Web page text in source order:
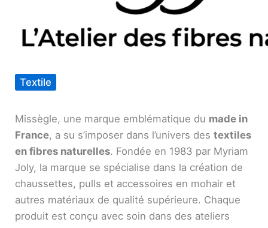
Textile
Missègle, une marque emblématique du made in
France, a su s’imposer dans l’univers des textiles
en fibres naturelles. Fondée en 1983 par Myriam
Joly, la marque se spécialise dans la création de
chaussettes, pulls et accessoires en mohair et
autres matériaux de qualité supérieure. Chaque
produit est conçu avec soin dans des ateliers